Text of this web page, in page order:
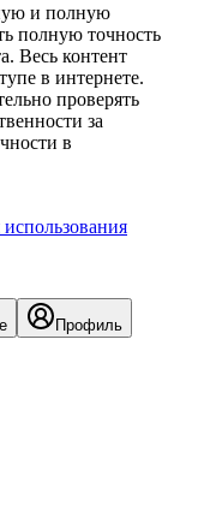
и полную
полную точность
Весь контент
в интернете.
проверять
за
в
Профиль